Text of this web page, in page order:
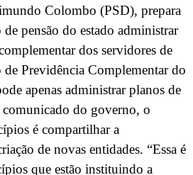
Colombo (PSD), prepara
pensão do estado administrar
dos servidores de
Previdência Complementar do
apenas administrar planos de
comunicado do governo, o
é compartilhar a
de novas entidades. “Essa é
que estão instituindo a